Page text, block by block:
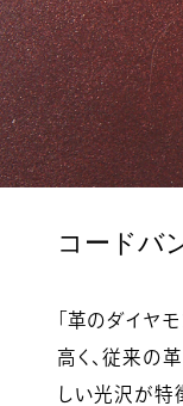
コードバ
「革のダイヤ
高く、従来の
しい光沢が特